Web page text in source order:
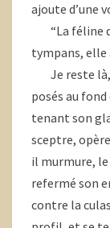
ajoute d’une
“La féline
tympans, elle
Je reste
posés au
tenant son
sceptre,
il murmure, le
refermé son
contre la